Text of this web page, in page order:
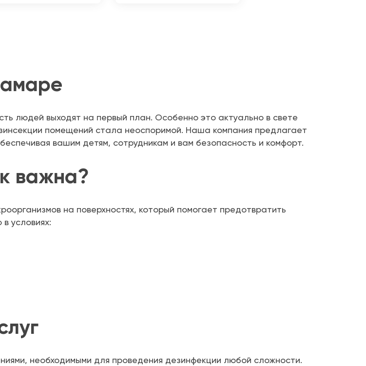
людей выходят на первый план. Особенно это актуально в свете
помещений стала неоспоримой. Наша компания предлагает
вашим детям, сотрудникам и вам безопасность и комфорт.
важна?
на поверхностях, который помогает предотвратить
условиях:
необходимыми для проведения дезинфекции любой сложности.